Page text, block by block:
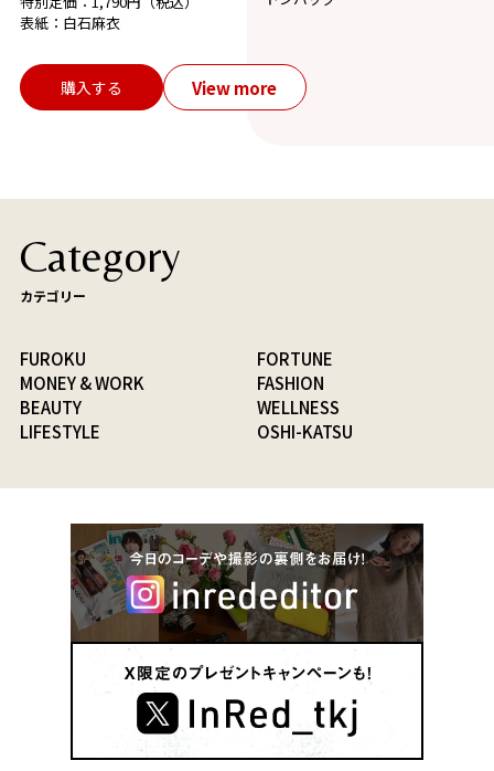
表紙：白石麻衣
購入する View more
Category
カテゴリー
FUROKU
FORTUNE
MONEY & WORK
FASHION
BEAUTY
WELLNESS
LIFESTYLE
OSHI-KATSU